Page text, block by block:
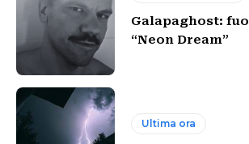
Galapaghost:
“Neon Dream”
Ultima ora